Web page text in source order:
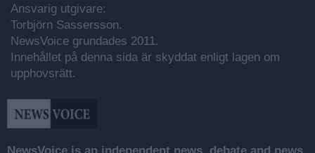
Ansvarig utgivare:
Torbjörn Sassersson.
NewsVoice grundades 2011.
Innehållet på denna sida är skyddat enligt lagen om
upphovsrätt.